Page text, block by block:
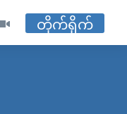
တိုက်ရိုက်